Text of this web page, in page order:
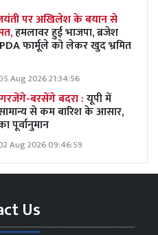
जयंती पर अखिलेश के बयान से
हमलावर हुई भाजपा, ब्रजेश
फार्मूले को लेकर खुद भ्रमित
Aug 2026 21:34:56
बरसेंगे बदरा :यूपी में
से कम बारिश के आसार,
पूर्वानुमान
Aug 2026 09:46:59
Us